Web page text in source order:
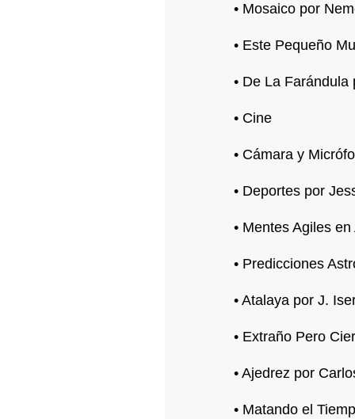
• Mosaico por
• Este Pequeño
• De La
• Cine
• Cámara y
• Deportes por
• Mentes Agiles
• Predicciones
• Atalaya por J.
• Extraño Pero
• Ajedrez por
• Matando el